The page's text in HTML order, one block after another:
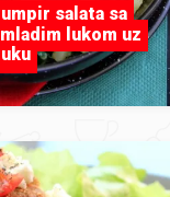
salata sa
lukom uz